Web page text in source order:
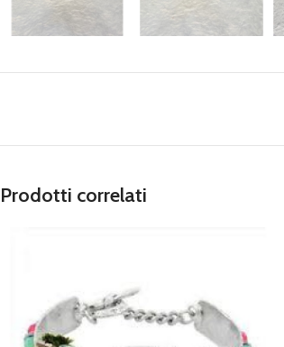
Prodotti correlati